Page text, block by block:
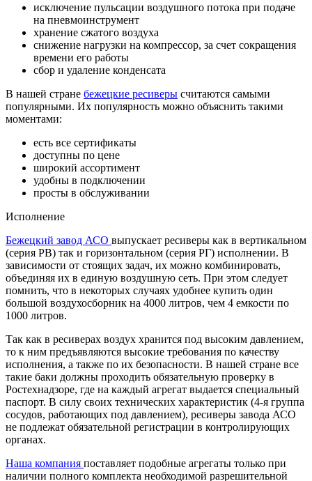
исключение пульсации воздушного потока при подаче
на пневмоинструмент
хранение сжатого воздуха
снижение нагрузки на компрессор, за счет сокращения
времени его работы
сбор и удаление конденсата
В нашей стране бежецкие ресиверы считаются самыми
популярными. Их популярность можно объяснить такими
моментами:
есть все сертификаты
доступны по цене
широкий ассортимент
удобны в подключении
просты в обслуживании
Исполнение
Бежецкий завод АСО выпускает ресиверы как в вертикальном
(серия РВ) так и горизонтальном (серия РГ) исполнении. В
зависимости от стоящих задач, их можно комбинировать,
объединяя их в единую воздушную сеть. При этом следует
помнить, что в некоторых случаях удобнее купить один
большой воздухосборник на 4000 литров, чем 4 емкости по
1000 литров.
Так как в ресиверах воздух хранится под высоким давлением,
то к ним предъявляются высокие требования по качеству
исполнения, а также по их безопасности. В нашей стране все
такие баки должны проходить обязательную проверку в
Ростехнадзоре, где на каждый агрегат выдается специальный
паспорт. В силу своих технических характеристик (4-я группа
сосудов, работающих под давлением), ресиверы завода АСО
не подлежат обязательной регистрации в контролирующих
органах.
Наша компания поставляет подобные агрегаты только при
наличии полного комплекта необходимой разрешительной